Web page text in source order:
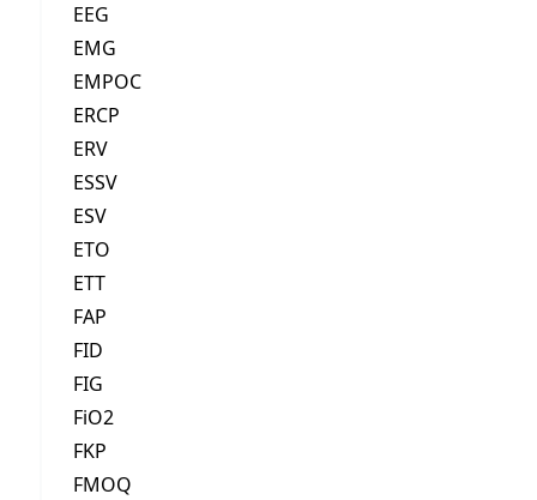
EEG
EMG
EMPOC
ERCP
ERV
ESSV
ESV
ETO
ETT
FAP
FID
FIG
FiO2
FKP
FMOQ